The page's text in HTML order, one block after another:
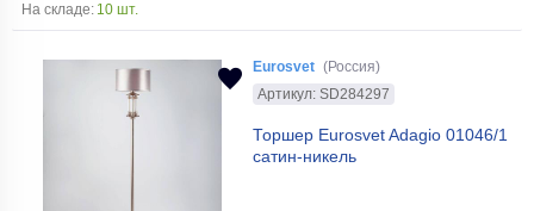
На складе: 10 шт.
Eurosvet (Россия)
Артикул: SD284297
Торшер Eurosvet Adagio 01046/1
сатин-никель